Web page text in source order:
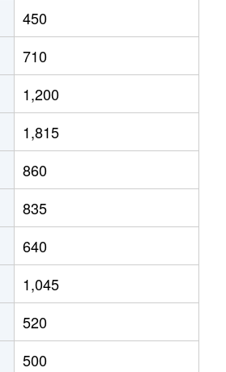
450
710
1,200
1,815
860
835
640
1,045
520
500